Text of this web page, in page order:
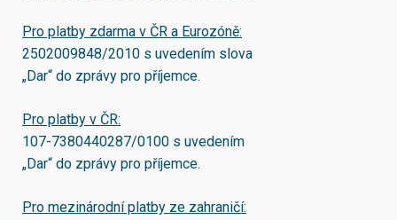
Pro platby zdarma v ČR a Eurozóně:
2502009848/2010 s uvedením slova
„Dar“ do zprávy pro příjemce.
Pro platby v ČR:
107-7380440287/0100 s uvedením
„Dar“ do zprávy pro příjemce.
Pro mezinárodní platby ze zahraničí: